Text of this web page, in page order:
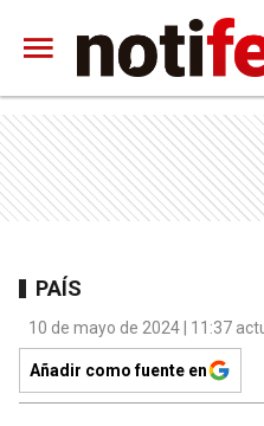
PAÍS
10 de mayo de 2024 | 11:37
Añadir como fuente en